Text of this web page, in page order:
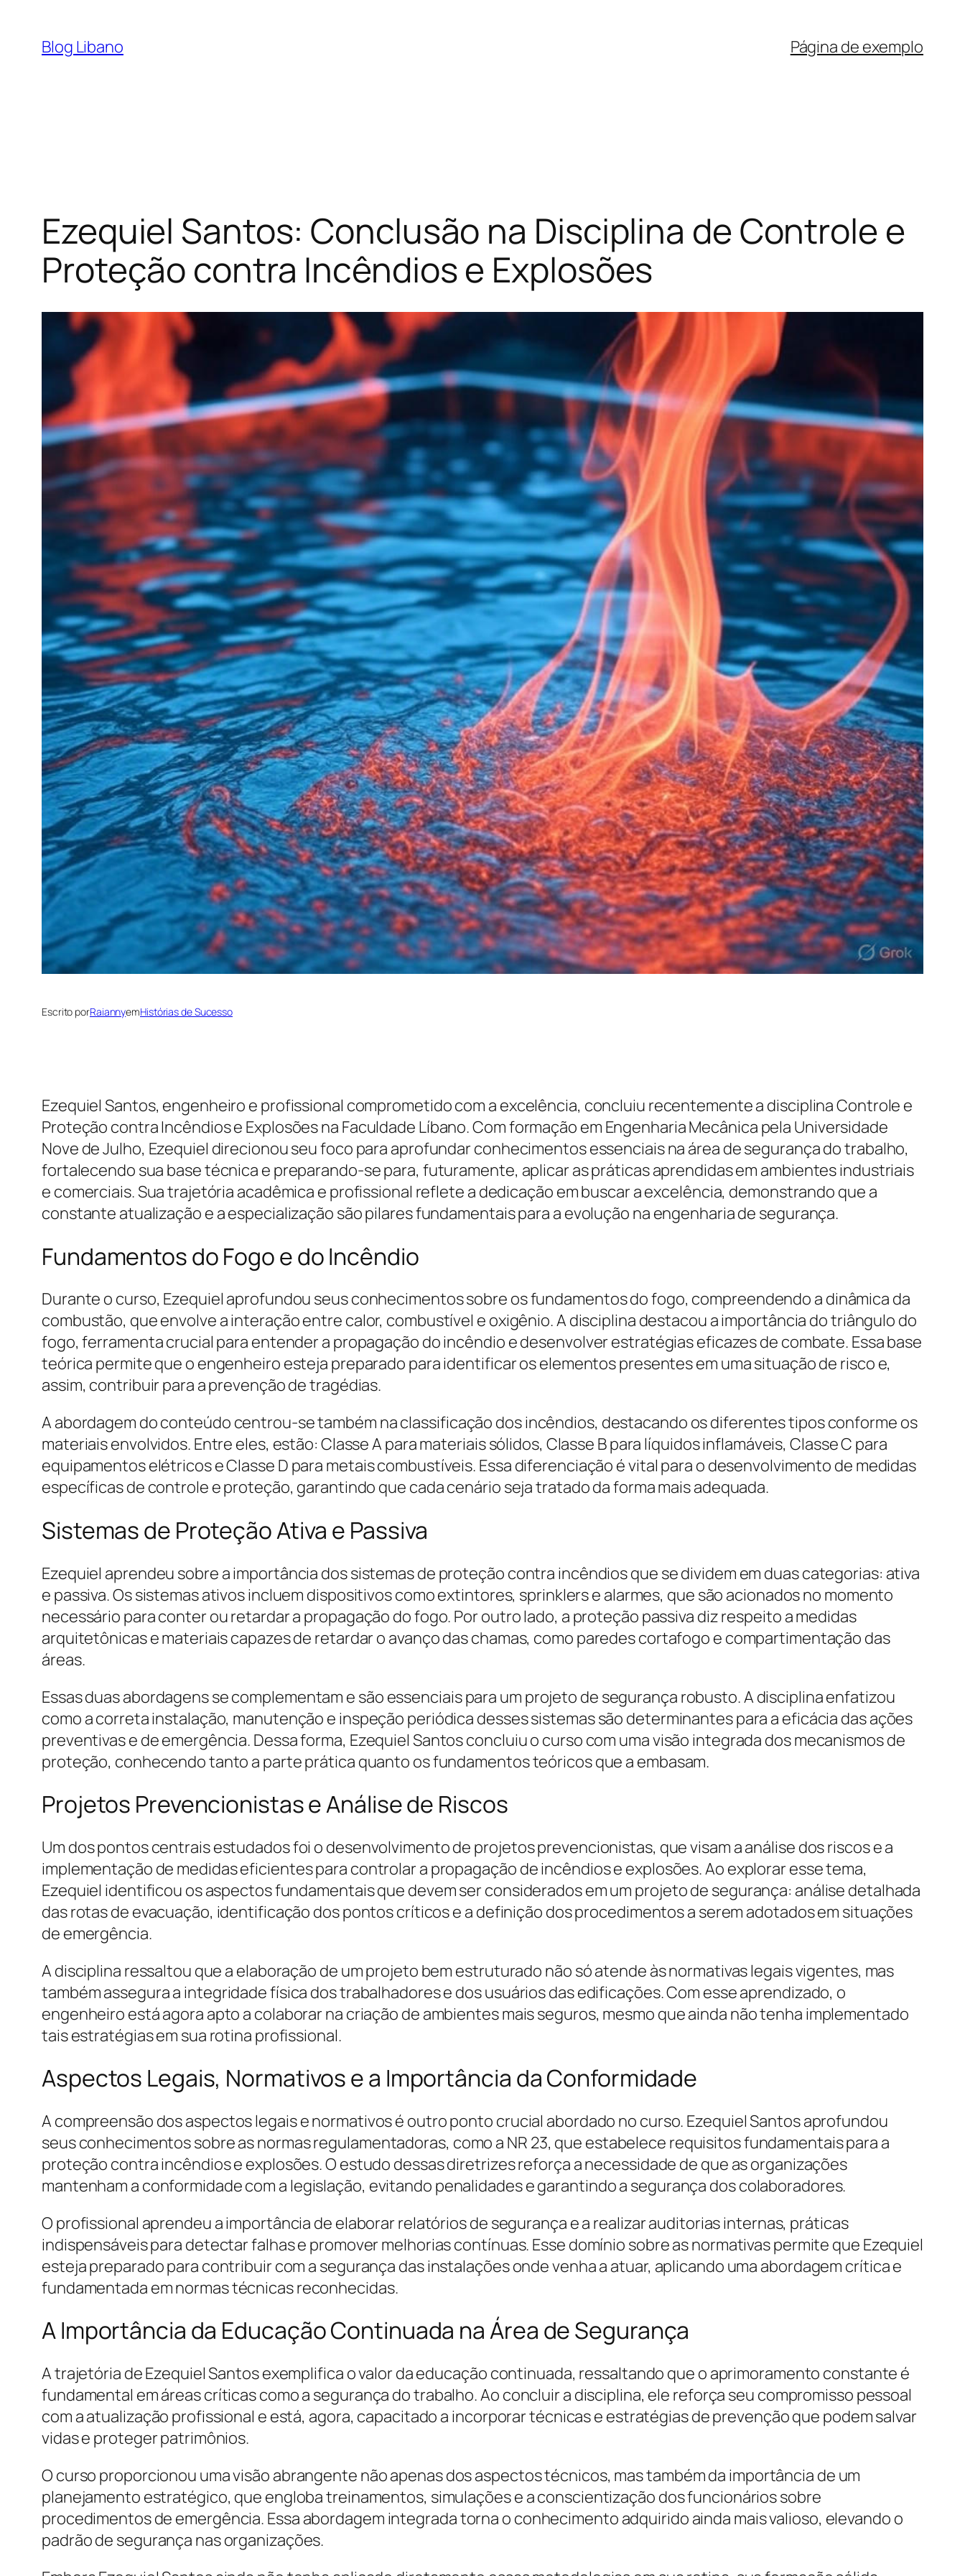
Blog Libano Página de exemplo
Ezequiel Santos: Conclusão na Disciplina de Controle e
Proteção contra Incêndios e Explosões
Escrito porRaiannyemHistórias de Sucesso
Ezequiel Santos, engenheiro e profissional comprometido com a excelência, concluiu recentemente a disciplina Controle e
Proteção contra Incêndios e Explosões na Faculdade Líbano. Com formação em Engenharia Mecânica pela Universidade
Nove de Julho, Ezequiel direcionou seu foco para aprofundar conhecimentos essenciais na área de segurança do trabalho,
fortalecendo sua base técnica e preparando-se para, futuramente, aplicar as práticas aprendidas em ambientes industriais
e comerciais. Sua trajetória acadêmica e profissional reflete a dedicação em buscar a excelência, demonstrando que a
constante atualização e a especialização são pilares fundamentais para a evolução na engenharia de segurança.
Fundamentos do Fogo e do Incêndio
Durante o curso, Ezequiel aprofundou seus conhecimentos sobre os fundamentos do fogo, compreendendo a dinâmica da
combustão, que envolve a interação entre calor, combustível e oxigênio. A disciplina destacou a importância do triângulo do
fogo, ferramenta crucial para entender a propagação do incêndio e desenvolver estratégias eficazes de combate. Essa base
teórica permite que o engenheiro esteja preparado para identificar os elementos presentes em uma situação de risco e,
assim, contribuir para a prevenção de tragédias.
A abordagem do conteúdo centrou-se também na classificação dos incêndios, destacando os diferentes tipos conforme os
materiais envolvidos. Entre eles, estão: Classe A para materiais sólidos, Classe B para líquidos inflamáveis, Classe C para
equipamentos elétricos e Classe D para metais combustíveis. Essa diferenciação é vital para o desenvolvimento de medidas
específicas de controle e proteção, garantindo que cada cenário seja tratado da forma mais adequada.
Sistemas de Proteção Ativa e Passiva
Ezequiel aprendeu sobre a importância dos sistemas de proteção contra incêndios que se dividem em duas categorias: ativa
e passiva. Os sistemas ativos incluem dispositivos como extintores, sprinklers e alarmes, que são acionados no momento
necessário para conter ou retardar a propagação do fogo. Por outro lado, a proteção passiva diz respeito a medidas
arquitetônicas e materiais capazes de retardar o avanço das chamas, como paredes cortafogo e compartimentação das
áreas.
Essas duas abordagens se complementam e são essenciais para um projeto de segurança robusto. A disciplina enfatizou
como a correta instalação, manutenção e inspeção periódica desses sistemas são determinantes para a eficácia das ações
preventivas e de emergência. Dessa forma, Ezequiel Santos concluiu o curso com uma visão integrada dos mecanismos de
proteção, conhecendo tanto a parte prática quanto os fundamentos teóricos que a embasam.
Projetos Prevencionistas e Análise de Riscos
Um dos pontos centrais estudados foi o desenvolvimento de projetos prevencionistas, que visam a análise dos riscos e a
implementação de medidas eficientes para controlar a propagação de incêndios e explosões. Ao explorar esse tema,
Ezequiel identificou os aspectos fundamentais que devem ser considerados em um projeto de segurança: análise detalhada
das rotas de evacuação, identificação dos pontos críticos e a definição dos procedimentos a serem adotados em situações
de emergência.
A disciplina ressaltou que a elaboração de um projeto bem estruturado não só atende às normativas legais vigentes, mas
também assegura a integridade física dos trabalhadores e dos usuários das edificações. Com esse aprendizado, o
engenheiro está agora apto a colaborar na criação de ambientes mais seguros, mesmo que ainda não tenha implementado
tais estratégias em sua rotina profissional.
Aspectos Legais, Normativos e a Importância da Conformidade
A compreensão dos aspectos legais e normativos é outro ponto crucial abordado no curso. Ezequiel Santos aprofundou
seus conhecimentos sobre as normas regulamentadoras, como a NR 23, que estabelece requisitos fundamentais para a
proteção contra incêndios e explosões. O estudo dessas diretrizes reforça a necessidade de que as organizações
mantenham a conformidade com a legislação, evitando penalidades e garantindo a segurança dos colaboradores.
O profissional aprendeu a importância de elaborar relatórios de segurança e a realizar auditorias internas, práticas
indispensáveis para detectar falhas e promover melhorias contínuas. Esse domínio sobre as normativas permite que Ezequiel
esteja preparado para contribuir com a segurança das instalações onde venha a atuar, aplicando uma abordagem crítica e
fundamentada em normas técnicas reconhecidas.
A Importância da Educação Continuada na Área de Segurança
A trajetória de Ezequiel Santos exemplifica o valor da educação continuada, ressaltando que o aprimoramento constante é
fundamental em áreas críticas como a segurança do trabalho. Ao concluir a disciplina, ele reforça seu compromisso pessoal
com a atualização profissional e está, agora, capacitado a incorporar técnicas e estratégias de prevenção que podem salvar
vidas e proteger patrimônios.
O curso proporcionou uma visão abrangente não apenas dos aspectos técnicos, mas também da importância de um
planejamento estratégico, que engloba treinamentos, simulações e a conscientização dos funcionários sobre
procedimentos de emergência. Essa abordagem integrada torna o conhecimento adquirido ainda mais valioso, elevando o
padrão de segurança nas organizações.